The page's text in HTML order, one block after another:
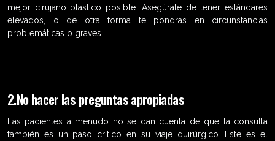
mejor cirujano plástico posible. Asegúrate de tener estándares
elevados, o de otra forma te pondrás en circunstancias
problemáticas o graves.
2.No hacer las preguntas apropiadas
Las pacientes a menudo no se dan cuenta de que la consulta
también es un paso crítico en su viaje quirúrgico. Este es el